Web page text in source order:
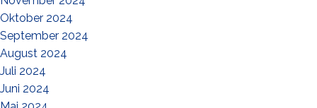
Oktober 2024
September 2024
August 2024
Juli 2024
Juni 2024